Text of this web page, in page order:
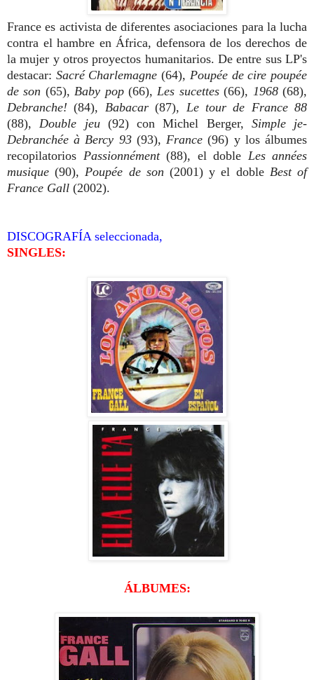
France es activista de diferentes asociaciones para la lucha
contra el hambre en África, defensora de los derechos de
la mujer y otros proyectos humanitarios. De entre sus LP's
destacar: Sacré Charlemagne(64), Poupée de cire poupée
de son (65),Baby pop(66),Les sucettes(66), 1968(68),
Debranche!(84), Babacar(87), Le tour de France 88
(88),Double jeu (92) con Michel Berger, Simple je-
Debranchée à Bercy 93 (93),France(96) y los álbumes
recopilatorios Passionnément (88), el doble Les années
musique(90),Poupée de son(2001) y el doble Best of
France Gall (2002).
DISCOGRAFÍA seleccionada,
SINGLES:
ÁLBUMES: